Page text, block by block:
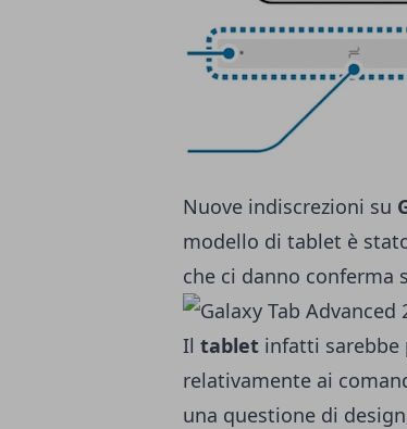
Nuove indiscrezioni su
modello di tablet è
che ci danno conferma
Il tablet infatti sarebbe
relativamente ai
una questione di